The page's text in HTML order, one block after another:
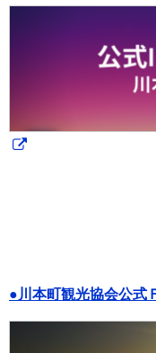
●川本町観光協会公式